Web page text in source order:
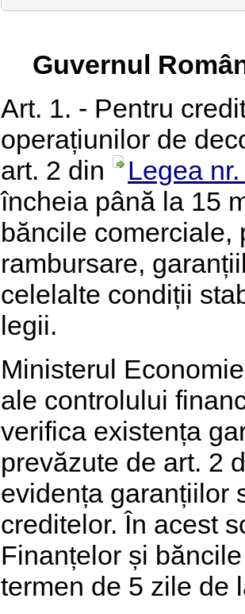
Guvernul
Art. 1. - Pentru
operațiunilor de
art. 2 din
Legea
încheia până la 15
băncile comerciale,
rambursare,
celelalte condiții
legii.
Ministerul
ale controlului
verifica existența
prevăzute de art. 2
evidența garanțiilor
creditelor. În acest
Finanțelor și
termen de 5 zile de